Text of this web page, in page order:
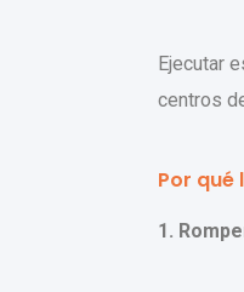
Ejecutar
centros
Por qué
1.